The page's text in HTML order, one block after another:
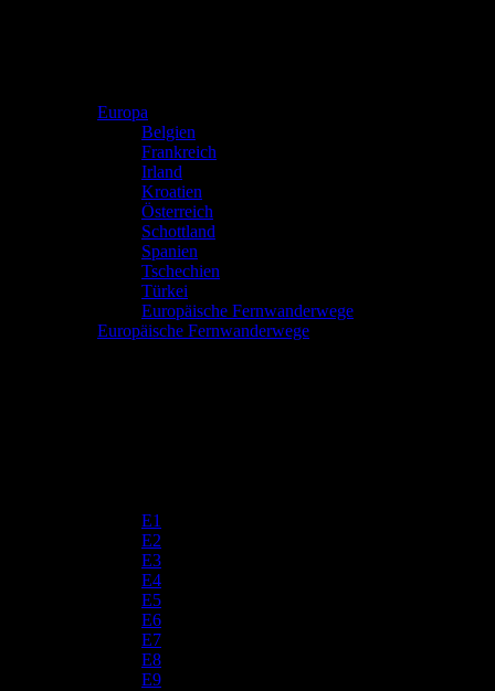
Europa
Belgien
Frankreich
Irland
Kroatien
Österreich
Schottland
Spanien
Tschechien
Türkei
Europäische Fernwanderwege
Europäische Fernwanderwege
E1
E2
E3
E4
E5
E6
E7
E8
E9